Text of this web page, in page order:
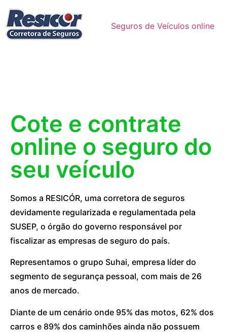
Seguros de Veículos online
Cote e contrate
online o seguro do
seu veículo
Somos a RESICÓR, uma corretora de seguros
devidamente regularizada e regulamentada pela
SUSEP, o órgão do governo responsável por
fiscalizar as empresas de seguro do país.
Representamos o grupo Suhai, empresa líder do
segmento de segurança pessoal, com mais de 26
anos de mercado.
Diante de um cenário onde 95% das motos, 62% dos
carros e 89% dos caminhões ainda não possuem